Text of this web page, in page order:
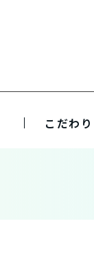
こだわり